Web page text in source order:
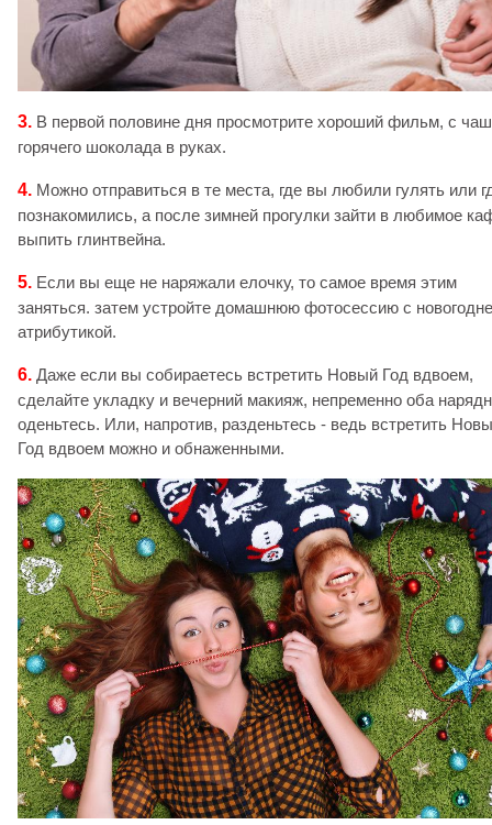
3. В первой половине дня просмотрите хороший фильм, с
горячего шоколада в руках.
4. Можно отправиться в те места, где вы любили гулять или
познакомились, а после зимней прогулки зайти в любимое
выпить глинтвейна.
5. Если вы еще не наряжали елочку, то самое время этим
заняться. затем устройте домашнюю фотосессию с
атрибутикой.
6. Даже если вы собираетесь встретить Новый Год вдвоем,
сделайте укладку и вечерний макияж, непременно оба
оденьтесь. Или, напротив, разденьтесь - ведь встретить
Год вдвоем можно и обнаженными.